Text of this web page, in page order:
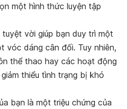
một hình thức luyện tập
vời giúp bạn duy trì một
vóc dáng cân đối. Tuy nhiên,
thể thao hay các hoạt động
thiểu tình trạng bị khó
bạn là một triệu chứng của